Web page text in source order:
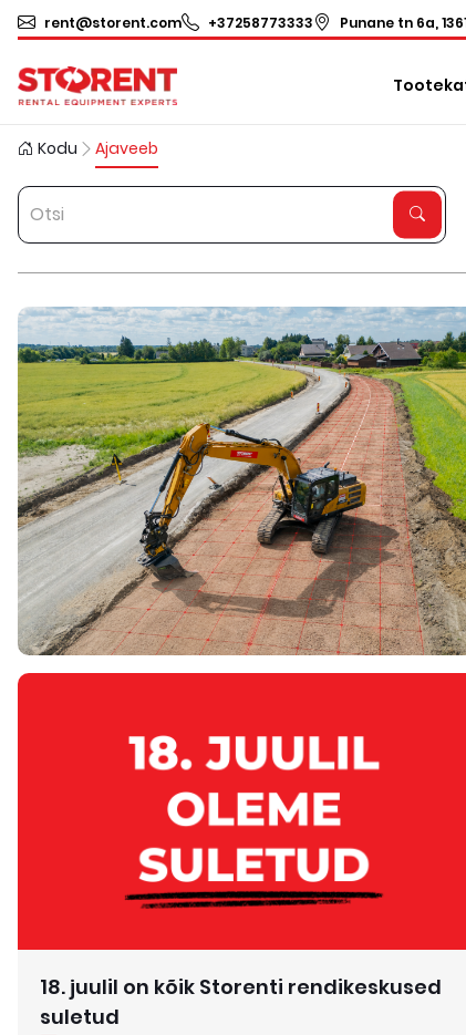
rent@storent.com +37258773333 Punane tn 6a,
Kodu Ajaveeb
18. juulil on kõik Storenti rendikeskused
suletud